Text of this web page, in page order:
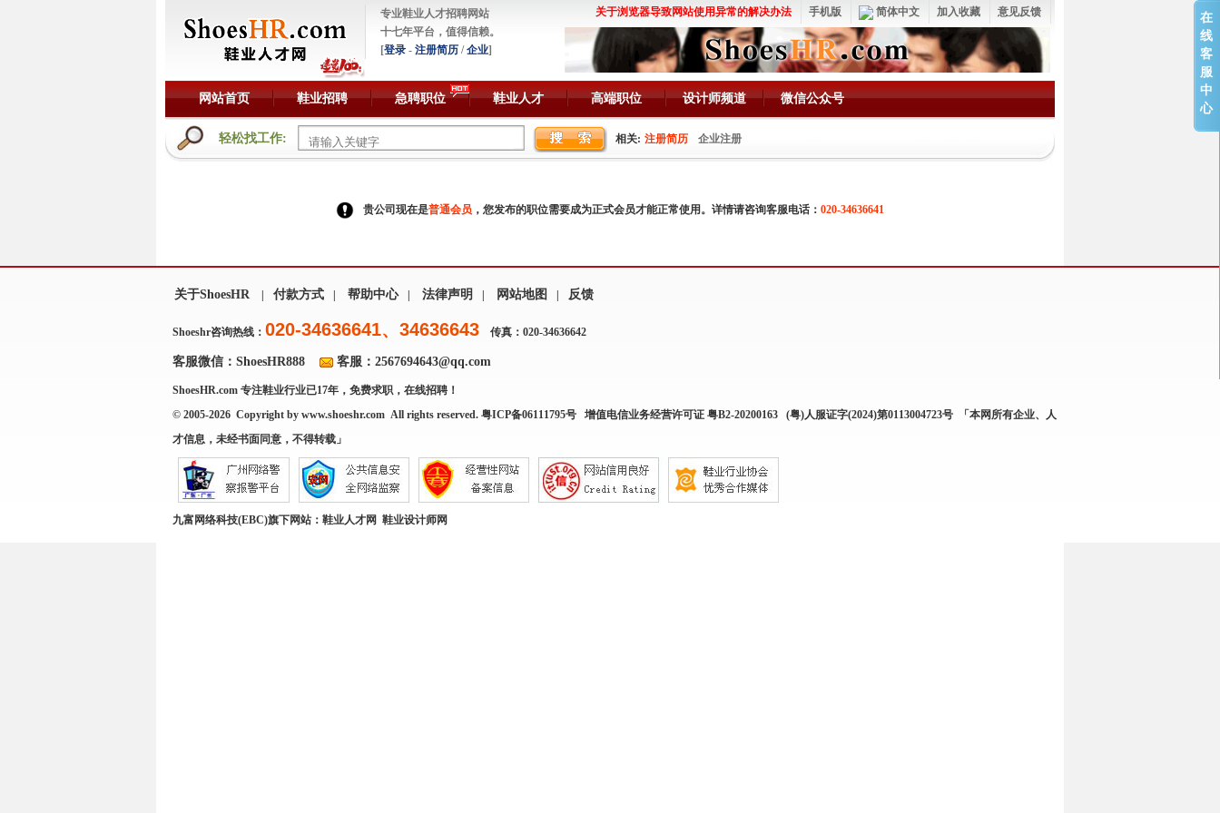
专业鞋业人才招聘网站
十七年平台，值得信赖。
[登录 - 注册简历 /企业]
意见反馈
加入收藏
简体中文
手机版
关于浏览器导致网站使用异常的解决办法
网站首页 鞋业招聘 急聘职位 鞋业人才 高端职位 设计师频道 微信公众号
轻松找工作: 相关: 注册简历 企业注册
贵公司现在是普通会员 ，您发布的职位需要成为正式会员才能正常使用。详情请咨询客服电话： 020-34636641
在
线
客
服
中
心
关于ShoesHR 付款方式 帮助中心 法律声明 网站地图 反馈
Shoeshr咨询热线： 020-34636641、34636643 传真：020-34636642
客服微信：ShoesHR888 客服：2567694643@qq.com
ShoesHR.com 专注鞋业行业已17年，免费求职，在线招聘！
© 2005-2026 Copyright by www.shoeshr.com All rights reserved. 粤ICP备06111795号 增值电信业务经营许可证 粤B2-20200163 (粤)人服证字(2024)第0113004723号
「本网所有企业、人
才信息，未经书面同意，不得转载」
九富网络科技(EBC)旗下网站： 鞋业人才网 鞋业设计师网